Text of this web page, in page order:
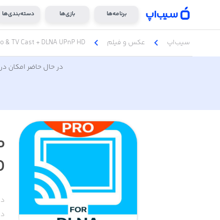
برنامه‌ها بازی‌ها دسته‌بندی‌ها
سیب‌اپ chevron_left عکس و فیلم chevron_left
& TV Cast + DLNA UPnP HD
در حال حاضر امکان